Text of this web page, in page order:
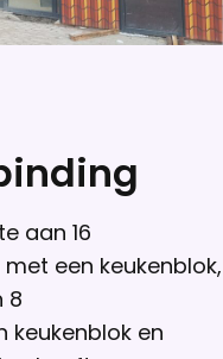
aan 16
een keukenblok,
8
keukenblok en